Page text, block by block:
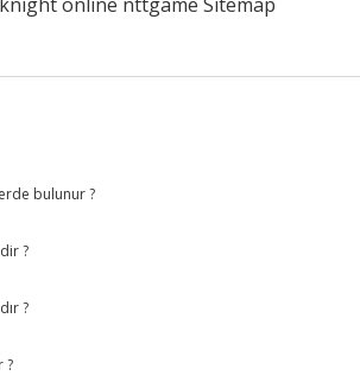
bulunur ?
?
?
?